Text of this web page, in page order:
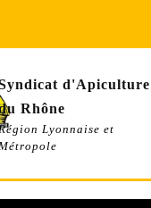
d'Apiculture
Rhône
Lyonnaise et